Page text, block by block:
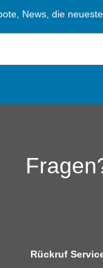
News, die
Rückruf